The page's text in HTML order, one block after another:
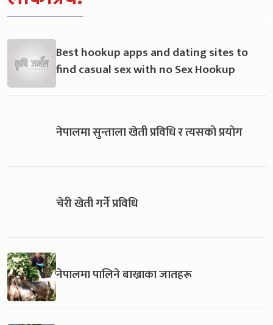
Best hookup apps and dating sites to
find casual sex with no Sex Hookup
नेपालमा सुन्ताला खेती प्रविधि र त्यसको प्रयोग
चेरी खेती गर्ने प्रविधि
नेपालमा पालिने बाख्राका जातहरू